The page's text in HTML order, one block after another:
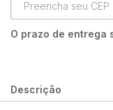
O prazo de entrega
Descrição